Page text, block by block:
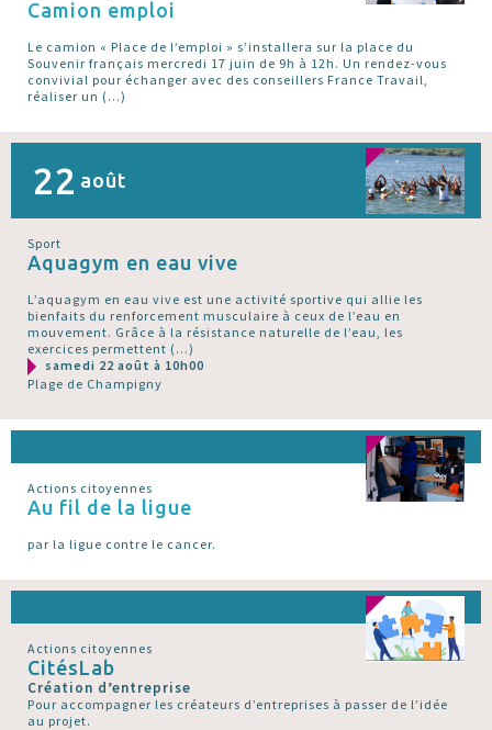
Camion emploi
Le camion « Place de l’emploi » s’installera sur la place du
Souvenir français mercredi 17 juin de 9h à 12h. Un rendez-vous
convivial pour échanger avec des conseillers France Travail,
réaliser un (…)
22 août
Sport
Aquagym en eau vive
L’aquagym en eau vive est une activité sportive qui allie les
bienfaits du renforcement musculaire à ceux de l’eau en
mouvement. Grâce à la résistance naturelle de l’eau, les
exercices permettent (…)
samedi 22 août à 10h00
Plage de Champigny
Actions citoyennes
Au fil de la ligue
par la ligue contre le cancer.
Actions citoyennes
CitésLab
Création d’entreprise
Pour accompagner les créateurs d’entreprises à passer de l’idée
au projet.